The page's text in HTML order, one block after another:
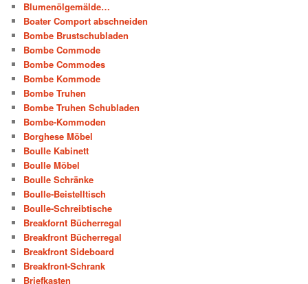
Blumenölgemälde…
Boater Comport abschneiden
Bombe Brustschubladen
Bombe Commode
Bombe Commodes
Bombe Kommode
Bombe Truhen
Bombe Truhen Schubladen
Bombe-Kommoden
Borghese Möbel
Boulle Kabinett
Boulle Möbel
Boulle Schränke
Boulle-Beistelltisch
Boulle-Schreibtische
Breakfornt Bücherregal
Breakfront Bücherregal
Breakfront Sideboard
Breakfront-Schrank
Briefkasten